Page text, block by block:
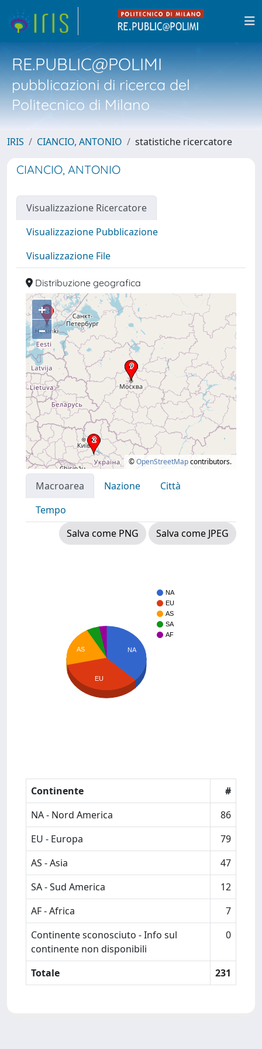
RE.PUBLIC@POLIMI
pubblicazioni di ricerca del
Politecnico di Milano
IRIS CIANCIO, ANTONIO statistiche ricercatore
CIANCIO, ANTONIO
Visualizzazione Ricercatore
Visualizzazione Pubblicazione
Visualizzazione File
Distribuzione geografica
+
–
©OpenStreetMapcontributors.
Macroarea Nazione
Città
Tempo
Salva come PNG
Salva come JPEG
NA
EU
AS
SA
AF
NA
AS
EU
Continente
#
NA - Nord America
86
EU - Europa
79
AS - Asia
47
SA - Sud America
12
AF - Africa
7
Continente sconosciuto - Info sul
continente non disponibili
0
Totale 231